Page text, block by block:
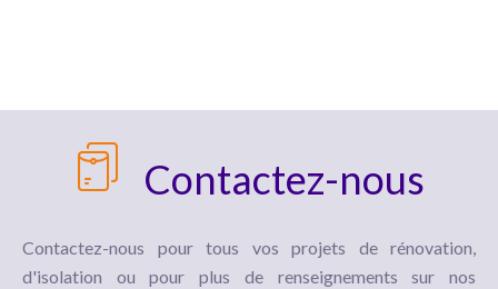
Contactez-nous
Contactez-nous pour tous vos projets de rénovation,
d'isolation ou pour plus de renseignements sur nos